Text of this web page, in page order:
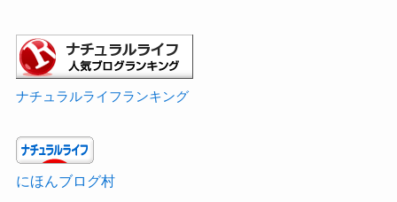
ナチュラルライフランキング
にほんブログ村